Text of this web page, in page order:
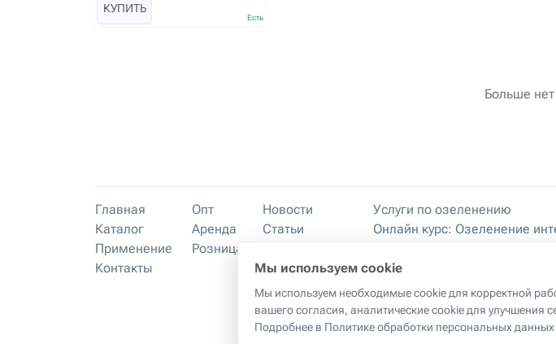
КУПИТЬ
Есть
Больше
Главная
Каталог
Применение
Контакты
Опт
Аренда
Розница
Новости
Статьи
Преимущества
Услуги по озеленению
Онлайн курс: Озеленение
Мастер-классы
Правила хранения и
Мы используем cookie
Мы используем необходимые cookie для корректной
вашего согласия, аналитические cookie для улучшения
Подробнее в Политике обработки персональных данных